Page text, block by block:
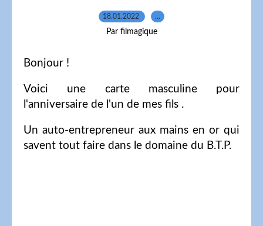
18.01.2022 …
Par filmagique
Bonjour !
Voici une carte masculine pour
l'anniversaire de l'un de mes fils .
Un auto-entrepreneur aux mains en or qui
savent tout faire dans le domaine du B.T.P.